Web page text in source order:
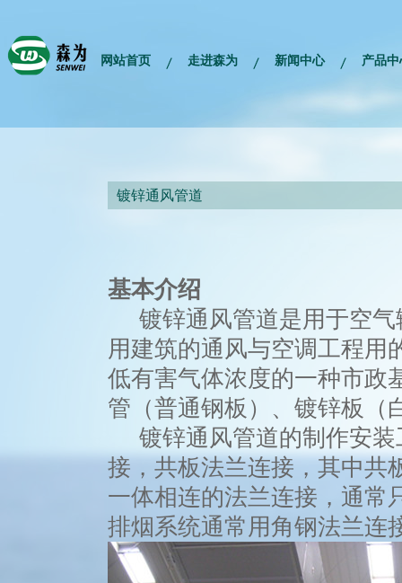
网站首页 走进森为 新闻中心 产品中
镀锌通风管道
基本介绍
镀锌通风管道是用于空气
用建筑的通风与空调工程用
低有害气体浓度的一种市政
管（普通钢板）、镀锌板（
镀锌通风管道的制作安装
接，共板法兰连接，其中共
一体相连的法兰连接，通常
排烟系统通常用角钢法兰连